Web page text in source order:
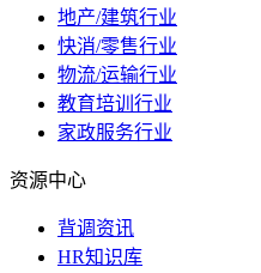
地产/建筑行业
快消/零售行业
物流/运输行业
教育培训行业
家政服务行业
资源中心
背调资讯
HR知识库